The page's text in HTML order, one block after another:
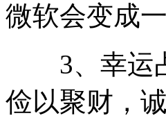
微软会变成
3、幸运占
俭以聚财，